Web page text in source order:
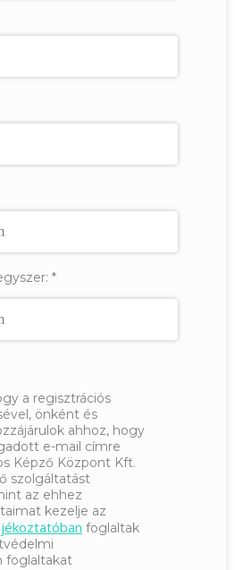
*
a regisztrációs
önként és
ahhoz, hogy
e-mail címre
Képző Központ Kft.
szolgáltatást
az ehhez
kezelje az
foglaltak
foglaltakat